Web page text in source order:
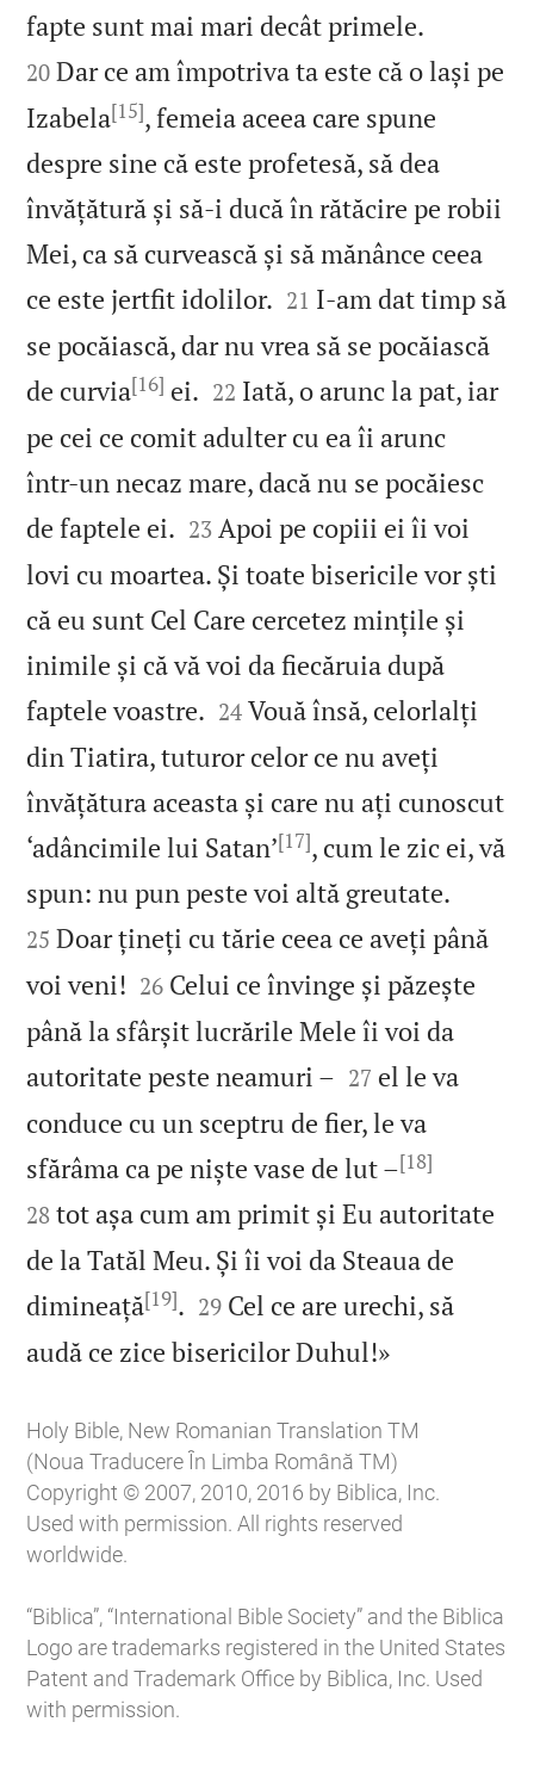
fapte sunt mai mari decât primele.
20 Dar ce am împotriva ta este că o lași pe
Izabela[15], femeia aceea care spune
despre sine că este profetesă, să dea
învățătură și să‑i ducă în rătăcire pe robii
Mei, ca să curvească și să mănânce ceea
ce este jertfit idolilor. 

21 I‑am dat timp să
se pocăiască, dar nu vrea să se pocăiască
de curvia[16] ei. 

22 Iată, o arunc la pat, iar
pe cei ce comit adulter cu ea îi arunc
într‑un necaz mare, dacă nu se pocăiesc
de faptele ei. 

23 Apoi pe copiii ei îi voi
lovi cu moartea. Și toate bisericile vor ști
că eu sunt Cel Care cercetez mințile și
inimile și că vă voi da fiecăruia după
faptele voastre. 

24 Vouă însă, celorlalți
din Tiatira, tuturor celor ce nu aveți
învățătura aceasta și care nu ați cunoscut
‘adâncimile lui Satan’[17], cum le zic ei, vă
spun: nu pun peste voi altă greutate.
25 Doar țineți cu tărie ceea ce aveți până
voi veni! 

26 Celui ce învinge și păzește
până la sfârșit lucrările Mele îi voi da
autoritate peste neamuri – 

27 el le va
conduce cu un sceptru de fier, le va
sfărâma ca pe niște vase de lut –[18]
28 tot așa cum am primit și Eu autoritate
de la Tatăl Meu. Și îi voi da Steaua de
dimineață[19]. 

29 Cel ce are urechi, să
audă ce zice bisericilor Duhul!»
Holy Bible, New Romanian Translation TM
(Noua Traducere În Limba Română TM)
Copyright © 2007, 2010, 2016 by Biblica, Inc.
Used with permission. All rights reserved
worldwide.
“Biblica”, “International Bible Society” and the Biblica
Logo are trademarks registered in the United States
Patent and Trademark Office by Biblica, Inc. Used
with permission.